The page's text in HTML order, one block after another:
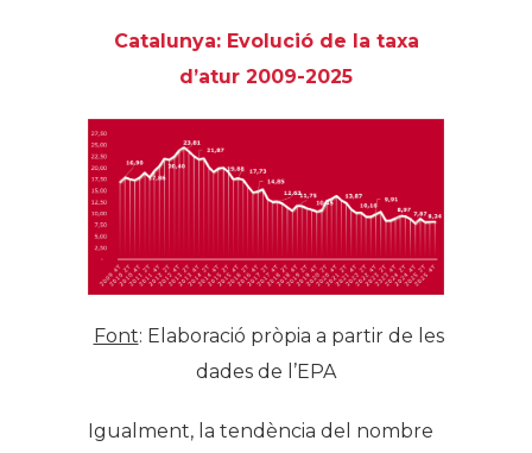
Catalunya: Evolució de la taxa
d’atur 2009-2025
Font: Elaboració pròpia a partir de les
dades de l’EPA
Igualment, la tendència del nombre